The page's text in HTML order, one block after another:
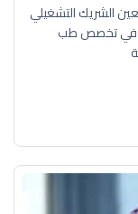
الشريك التشغيلي
في تخصص طب